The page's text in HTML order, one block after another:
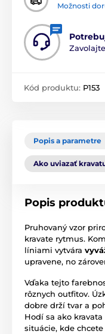
Možnosti
Kód produktu: P153
Popis a parametre
Ako uviazať
Popis
Pruhovaný vzor
kravate rytmus.
líniami vytvára
upravene, no
Vďaka tejto
rôznych outfitov.
dobre drží tvar a
Hodí sa ako
situácie, kde